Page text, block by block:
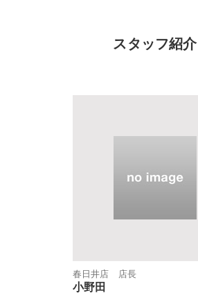
スタッフ紹介
春日井店 店長
小野田